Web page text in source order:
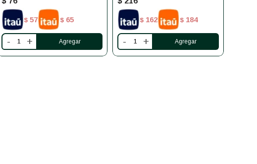
$ 57 $ 65
- +
$ 162 $ 184
- +